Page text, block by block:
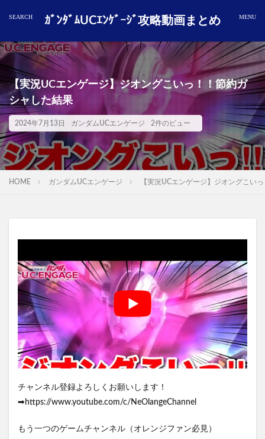
ｶﾞﾝﾀﾞﾑUCｴﾝｹﾞｰｼﾞ攻略動画まとめ
【実況UCエンゲージ】ジオングこいっ！！節約ガ
シャした結果
2024年7月13日 ガンダムUCエンゲージ 2件のビュー
HOME ガンダムUCエンゲージ 【実況UCエンゲージ】ジオングこい
チャンネル登録よろしくお願いします！
➡https://www.youtube.com/c/NeOlangeChannel
もう一つのゲームチャンネル（オレンジファン必見）